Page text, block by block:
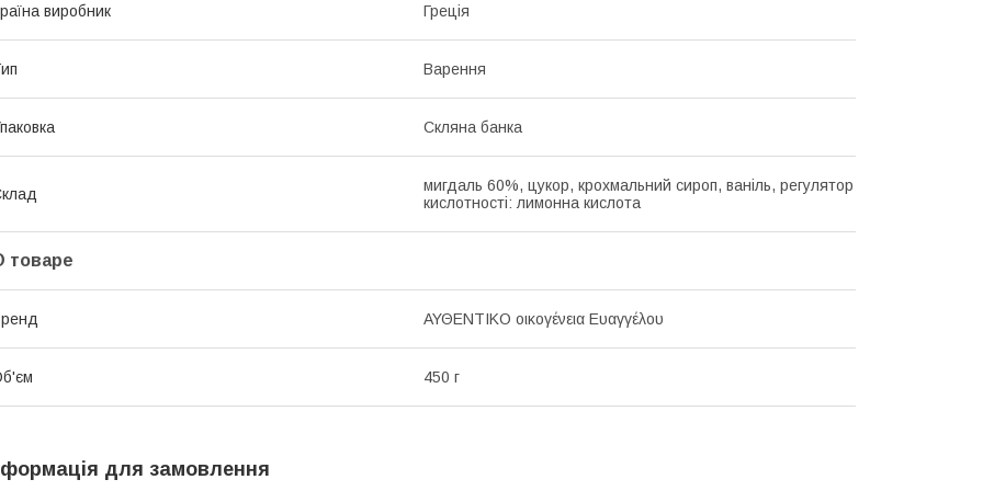
виробник Греція
Варення
Скляна банка
мигдаль 60%, цукор, крохмальний сироп, ваніль, регулятор
кислотності: лимонна кислота
товаре
ΑΥΘΕΝΤΙΚΟ οικογένεια Ευαγγέλου
450 г
для замовлення